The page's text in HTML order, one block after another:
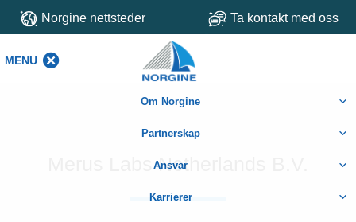
Norgine nettsteder Ta kontakt med oss
MENU
Om Norgine
Partnerskap
Ansvar
Karrierer
Merus Labs Netherlands B.V.